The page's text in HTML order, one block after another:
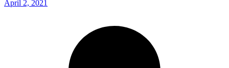
April 2, 2021